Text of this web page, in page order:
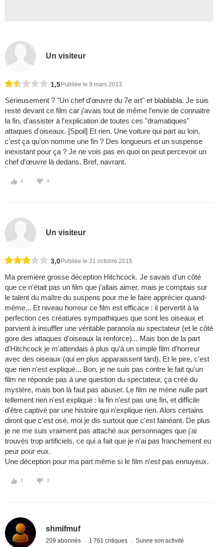
Un visiteur
1,5 Publiée le 9 mars 2013
Sérieusement ? "Un chef d’œuvre du 7e art" et blablabla. Je suis
resté devant ce film car j'avais tout de même l'envie de connaitre
la fin, d'assister à l'explication de toutes ces "dramatiques"
attaques d'oiseaux. [Spoil] Et rien. Une voiture qui part au loin,
c'est ça qu'on nomme une fin ? Des longueurs et un suspense
inexistant pour ça ? Je ne vois pas en quoi on peut percevoir un
chef d’œuvre là dedans. Bref, navrant.
4 4
Un visiteur
3,0 Publiée le 31 octobre 2015
Ma première grosse déception Hitchcock. Je savais d'un côté
que ce n'était pas un film que j'allais aimer, mais je comptais sur
le talent du maître du suspens pour me le faire apprécier quand-
même... Et niveau horreur ce film est efficace : il pervertit à la
perfection ces créatures sympathiques que sont les oiseaux et
parvient à insuffler une véritable paranoïa au spectateur (et le côté
gore des attaques d'oiseaux la renforce)... Mais bon de la part
d'Hitchcock je m'attendais à plus qu'à un simple film d'horreur
avec des oiseaux (qui en plus apparaissent tard). Et le pire, c'est
que rien n'est expliqué... Bon, je ne suis pas contre le fait qu'un
film ne réponde pas à une question du spectateur, ça créé du
mystère, mais bon là faut pas abuser. Le film ne mène nulle part
tellement rien n'est expliqué : la fin n'est pas une fin, et difficile
d'être captivé par une histoire qui n'explique rien. Alors certains
diront que c'est osé, moi je dis surtout que c'est fainéant. De plus
je ne me suis vraiment pas attaché aux personnages que j'ai
trouvés trop artificiels, ce qui a fait que je n'ai pas franchement eu
peur pour eux.
Une déception pour ma part même si le film n'est pas ennuyeux.
2 2
shmifmuf
209 abonnés 1 761 critiques Suivre son activité